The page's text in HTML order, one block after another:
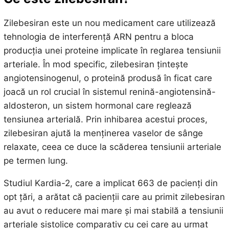
Zilebesiran este un nou medicament care utilizează
tehnologia de interferență ARN pentru a bloca
producția unei proteine implicate în reglarea tensiunii
arteriale. În mod specific, zilebesiran țintește
angiotensinogenul, o proteină produsă în ficat care
joacă un rol crucial în sistemul renină-angiotensină-
aldosteron, un sistem hormonal care reglează
tensiunea arterială. Prin inhibarea acestui proces,
zilebesiran ajută la menținerea vaselor de sânge
relaxate, ceea ce duce la scăderea tensiunii arteriale
pe termen lung.
Studiul Kardia-2, care a implicat 663 de pacienți din
opt țări, a arătat că pacienții care au primit zilebesiran
au avut o reducere mai mare și mai stabilă a tensiunii
arteriale sistolice comparativ cu cei care au urmat